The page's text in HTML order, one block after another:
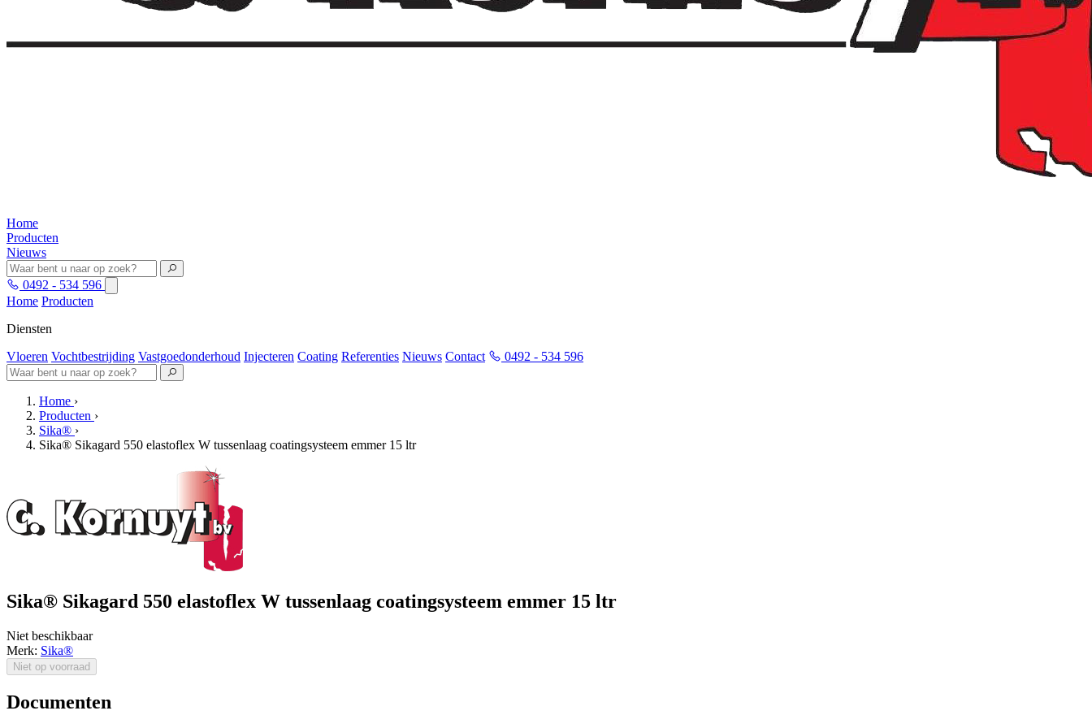
Home
Producten
Nieuws
0492 - 534 596
Home Producten
Diensten
Vloeren Vochtbestrijding Vastgoedonderhoud Injecteren Coating Referenties Nieuws Contact 0492 - 534 596
Home ›
Producten ›
Sika® ›
Sika® Sikagard 550 elastoflex W tussenlaag coatingsysteem emmer 15 ltr
Sika® Sikagard 550 elastoflex W tussenlaag coatingsysteem emmer 15 ltr
Niet beschikbaar
Merk: Sika®
Niet op voorraad
Documenten